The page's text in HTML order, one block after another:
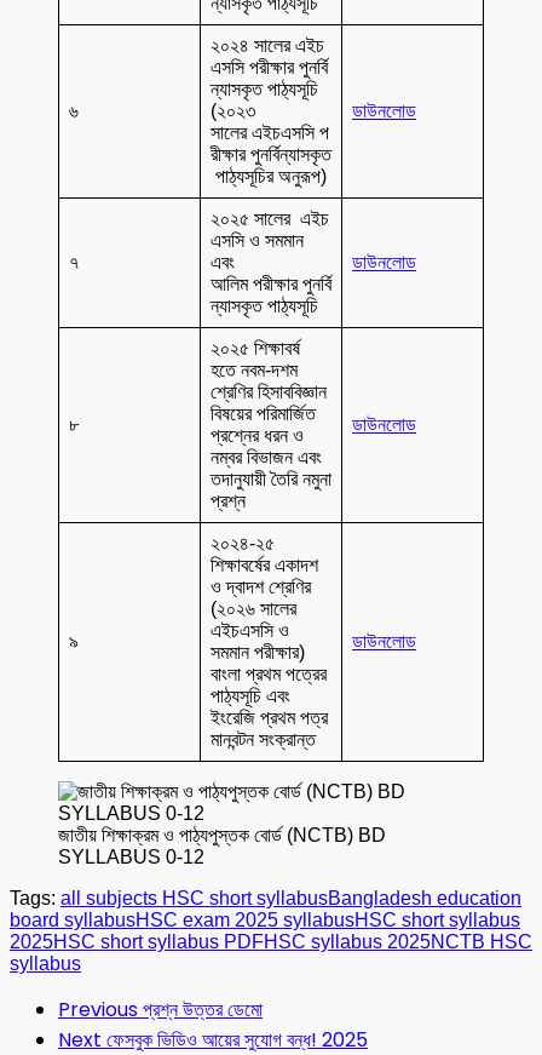
৬
২০২৪ সালের এইচ
এসসি পরীক্ষার পুনর্বি
ন্যাসকৃত পাঠ্যসূচি
(২০২৩
সালের এইচএসসি প
রীক্ষার পুনর্বিন্যাসকৃত
পাঠ্যসূচির অনুরূপ)
ডাউনলোড
৭
২০২৫ সালের এইচ
এসসি ও সমমান
এবং
আলিম পরীক্ষার পুনর্বি
ন্যাসকৃত পাঠ্যসূচি
ডাউনলোড
৮
২০২৫ শিক্ষাবর্ষ
হতে নবম-দশম
শ্রেণির হিসাববিজ্ঞান
বিষয়ের পরিমার্জিত
প্রশ্নের ধরন ও
নম্বর বিভাজন এবং
তদানুযায়ী তৈরি নমুনা
প্রশ্ন
ডাউনলোড
৯
২০২৪-২৫
শিক্ষাবর্ষের একাদশ
ও দ্বাদশ শ্রেণির
(২০২৬ সালের
এইচএসসি ও
সমমান পরীক্ষার)
বাংলা প্রথম পত্রের
পাঠ্যসূচি এবং
ইংরেজি প্রথম পত্র
মানবন্টন সংক্রান্ত
ডাউনলোড
জাতীয় শিক্ষাক্রম ও পাঠ্যপুস্তক বোর্ড (NCTB) BD
SYLLABUS 0-12
Tags: all subjects HSC short syllabusBangladesh education
board syllabusHSC exam 2025 syllabusHSC short syllabus
2025HSC short syllabus PDFHSC syllabus 2025NCTB HSC
syllabus
Previousপ্রশ্ন উত্তর ডেমো
Next ফেসবুক ভিডিও আয়ের সুযোগ বন্ধ! 2025